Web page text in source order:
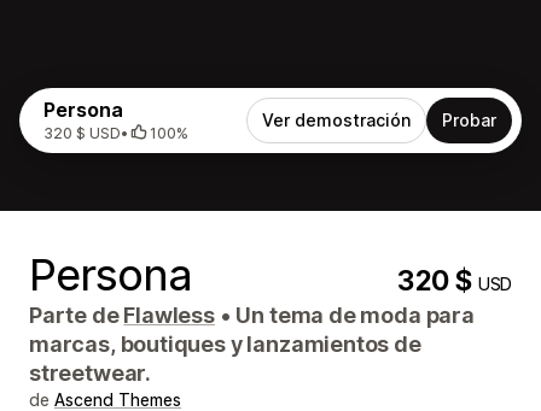
Persona
320 $ USD• 100%
Ver demostración Probar
Persona 320 $USD
Parte deFlawless • Un tema de moda para
marcas, boutiques y lanzamientos de
streetwear.
de Ascend Themes